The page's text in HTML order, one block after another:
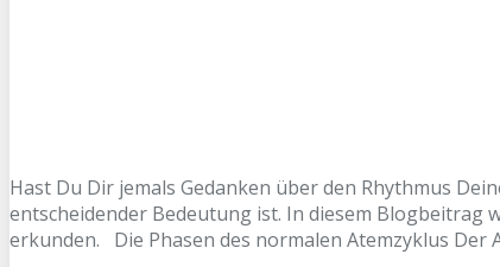
Hast Du Dir jemals Gedanken über den Rhythmus
entscheidender Bedeutung ist. In diesem Blogbeitrag
erkunden. Die Phasen des normalen Atemzyklus Der